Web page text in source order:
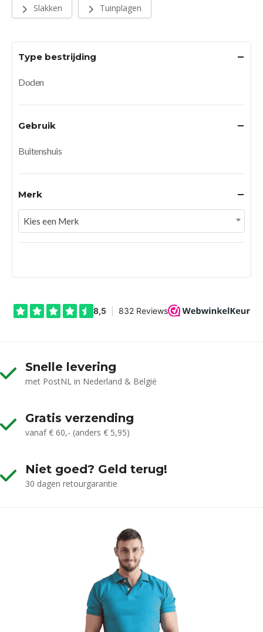
Slakken Tuinplagen
Type bestrijding
Doden
Gebruik
Buitenshuis
Merk
Kies een Merk
Snelle levering
met PostNL in Nederland & België
Gratis verzending
vanaf € 60,- (anders € 5,95)
Niet goed? Geld terug!
30 dagen retourgarantie